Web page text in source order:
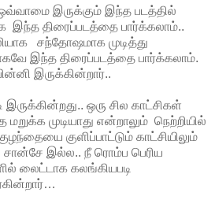
இருக்கும் இந்த படத்தில்
இந்த திரைப்படத்தை பார்க்கலாம்..
சந்தோஷமாக முடித்து
இந்த திரைப்படத்தை பார்க்கலாம்.
இருக்கின்றார்..
இருக்கின்றது.. ஒரு சில காட்சிகள்
முடியாது என்றாலும் நெற்றியில்
குளிப்பாட்டும் காட்சியிலும்
சான்சே இல்ல.. நீ ரொம்ப பெரிய
லைட்டாக கலங்கியபடி